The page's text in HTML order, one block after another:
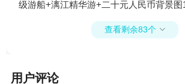
烟雨+漓江（唐人街-林家州）竹筏漂流+工
+杨堤兴坪漓江竹筏游+漓江+兴坪佳境+杨
级游船+漓江精华游+二十元人民币背景图
查看剩余83个 
用户评论